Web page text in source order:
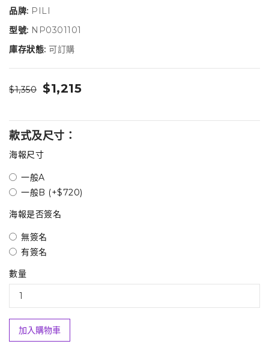
品牌: PILI
型號: NP0301101
庫存狀態: 可訂購
$1,350 $1,215
款式及尺寸：
海報尺寸
一般A
一般B (+$720)
海報是否簽名
無簽名
有簽名
數量
加入購物車